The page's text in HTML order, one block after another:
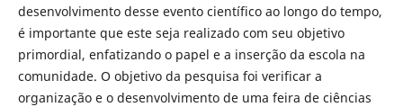
desenvolvimento desse evento científico ao longo do tempo,
é importante que este seja realizado com seu objetivo
primordial, enfatizando o papel e a inserção da escola na
comunidade. O objetivo da pesquisa foi verificar a
organização e o desenvolvimento de uma feira de ciências